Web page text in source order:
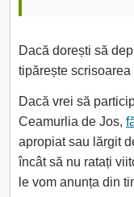
Dacă dorești să
tipărește scrisoarea
Dacă vrei să
Ceamurlia de Jos,
apropiat sau lărgit
încât să nu ratați
le vom anunța din